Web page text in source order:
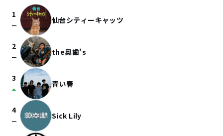
1
check_indeterminate_small 仙台シティーキャッツ
2
check_indeterminate_small the奥歯's
3
arrow_drop_up 青い春
4
check_indeterminate_small Sick Lily